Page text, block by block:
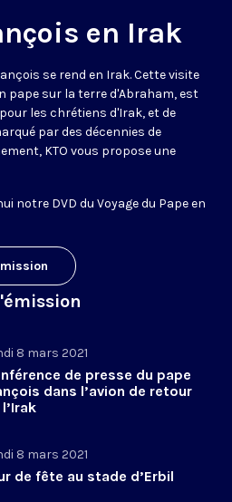
en Irak
se rend en Irak. Cette visite
pape sur la terre d'Abraham, est
les chrétiens d'Irak, et de
par des décennies de
KTO vous propose une
notre DVD du Voyage du Pape en
8 mars 2021
de presse du pape
dans l’avion de retour
8 mars 2021
de fête au stade d’Erbil